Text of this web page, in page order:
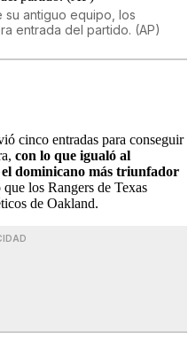
su antiguo equipo, los
entrada del partido. (AP)
cinco entradas para conseguir
con lo que igualó al
dominicano más triunfador
los Rangers de Texas
de Oakland.